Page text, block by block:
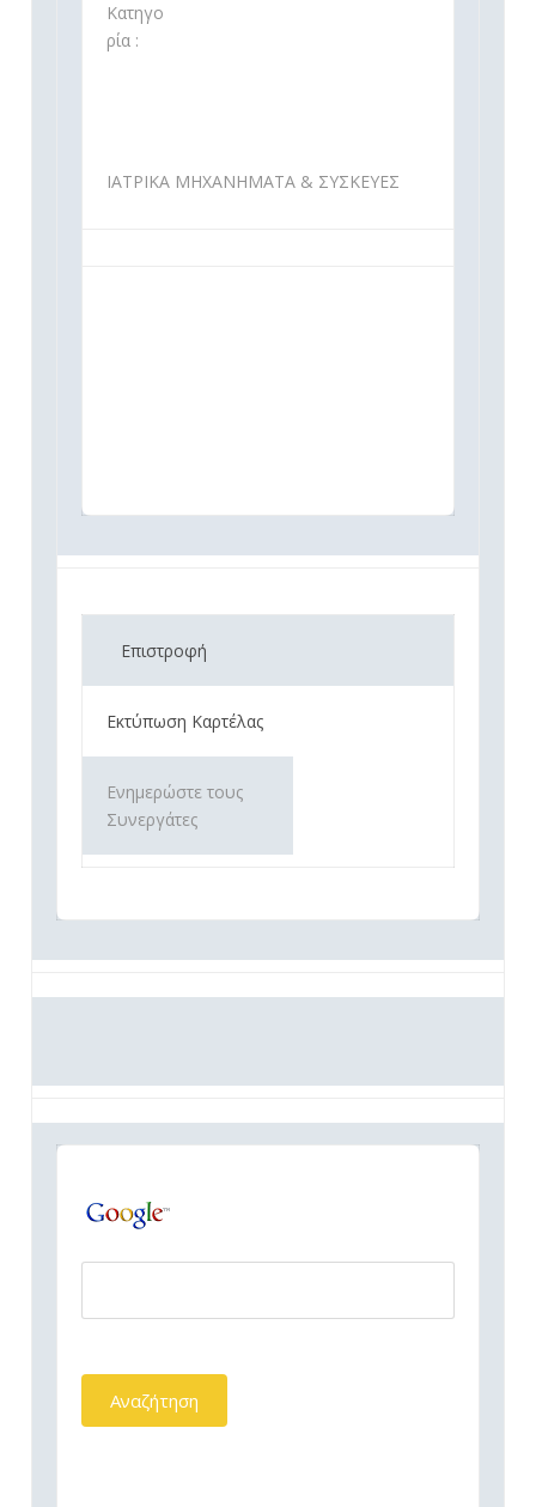
Κατηγο
ρία :
ΙΑΤΡΙΚΑ ΜΗΧΑΝΗΜΑΤΑ & ΣΥΣΚΕΥΕΣ
Επιστροφή
Εκτύπωση Καρτέλας
Ενημερώστε τους
Συνεργάτες